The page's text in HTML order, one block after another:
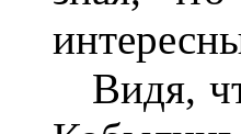
Видя,